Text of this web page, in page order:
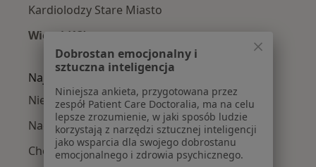
Kardiolodzy Stare Miasto
Więcej (13)
Więcej w kategorii: Kardiolodzy w pobliżu
Najczęście leczone choroby
Niewydolność serca w Krakowie
Nadciśnienie tętnicze w Krakowie
Choroba niedokrwienna serca w Krakowie
Dobrostan emocjonalny i
sztuczna inteligencja
Niniejsza ankieta, przygotowana przez
zespół Patient Care Doctoralia, ma na celu
lepsze zrozumienie, w jaki sposób ludzie
korzystają z narzędzi sztucznej inteligencji
jako wsparcia dla swojego dobrostanu
emocjonalnego i zdrowia psychicznego.